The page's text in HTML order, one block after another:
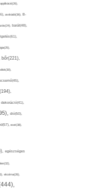
applikáció(26),
avokádó(36), B-
barát(48),
bőr(221),
dekoráció(41),
dió(50),
ecet(38),
egészséges
ekcéma(26),